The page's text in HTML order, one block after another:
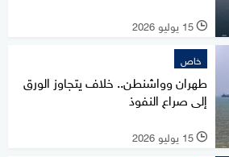
l 15 يوليو 2026
خاص
طهران وواشنطن.. خلاف يتجاوز الورق
إلى صراع النفوذ
l 15 يوليو 2026